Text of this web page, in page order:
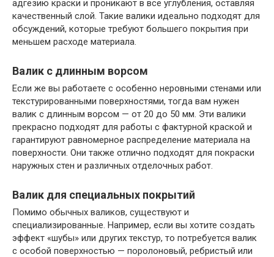
адгезию краски и проникают в все углубления, оставляя
качественный слой. Такие валики идеально подходят для
обсуждений, которые требуют большего покрытия при
меньшем расходе материала.
Валик с длинным ворсом
Если же вы работаете с особенно неровными стенами или
текстурированными поверхностями, тогда вам нужен
валик с длинным ворсом — от 20 до 50 мм. Эти валики
прекрасно подходят для работы с фактурной краской и
гарантируют равномерное распределение материала на
поверхности. Они также отлично подходят для покраски
наружных стен и различных отделочных работ.
Валик для специальных покрытий
Помимо обычных валиков, существуют и
специализированные. Например, если вы хотите создать
эффект «шубы» или других текстур, то потребуется валик
с особой поверхностью — поролоновый, ребристый или